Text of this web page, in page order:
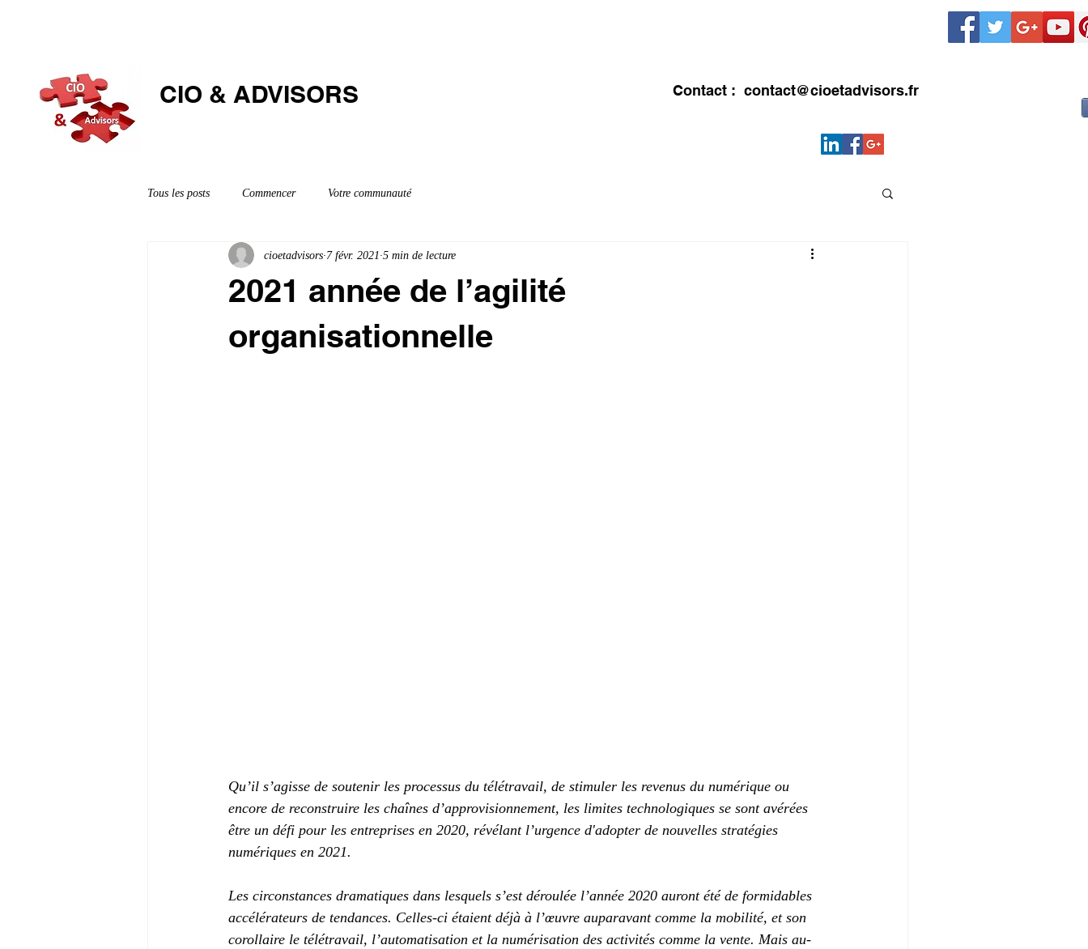
CIO & ​ADVISORS Contact : contact@cioetadvisors.fr
Tous les posts Commencer Votre communauté
2021 année de l’agilité
organisationnelle
cioetadvisors 7 févr. 2021 5 min de lecture
Qu’il s’agisse de soutenir les processus du télétravail, de stimuler les revenus du numérique ou
encore de reconstruire les chaînes d’approvisionnement, les limites technologiques se sont avérées
être un défi pour les entreprises en 2020, révélant l’urgence d'adopter de nouvelles stratégies
numériques en 2021.
Les circonstances dramatiques dans lesquels s’est déroulée l’année 2020 auront été de formidables
accélérateurs de tendances. Celles-ci étaient déjà à l’œuvre auparavant comme la mobilité, et son
corollaire le télétravail, l’automatisation et la numérisation des activités comme la vente. Mais au-